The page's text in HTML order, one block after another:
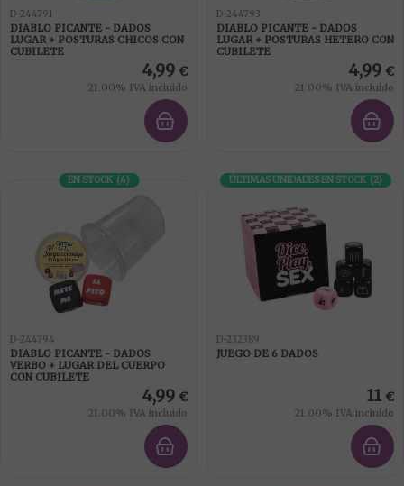
D-244791
DIABLO PICANTE - DADOS
LUGAR + POSTURAS CHICOS CON
CUBILETE
4,99 €
21.00% IVA incluido
D-244793
DIABLO PICANTE - DADOS
LUGAR + POSTURAS HETERO CON
CUBILETE
4,99 €
21.00% IVA incluido
EN STOCK (4)
D-244794
DIABLO PICANTE - DADOS
VERBO + LUGAR DEL CUERPO
CON CUBILETE
4,99 €
21.00% IVA incluido
ÚLTIMAS UNIDADES EN STOCK (2)
D-232389
JUEGO DE 6 DADOS
11 €
21.00% IVA incluido